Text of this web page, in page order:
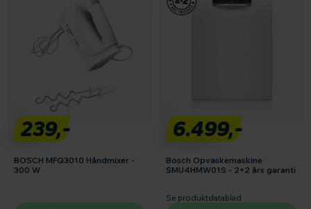
239,-
BOSCH MFQ3010 Håndmixer -
300 W
6.499,-
Bosch Opvaskemaskine
SMU4HMW01S - 2+2 års garanti
Se produktdatablad